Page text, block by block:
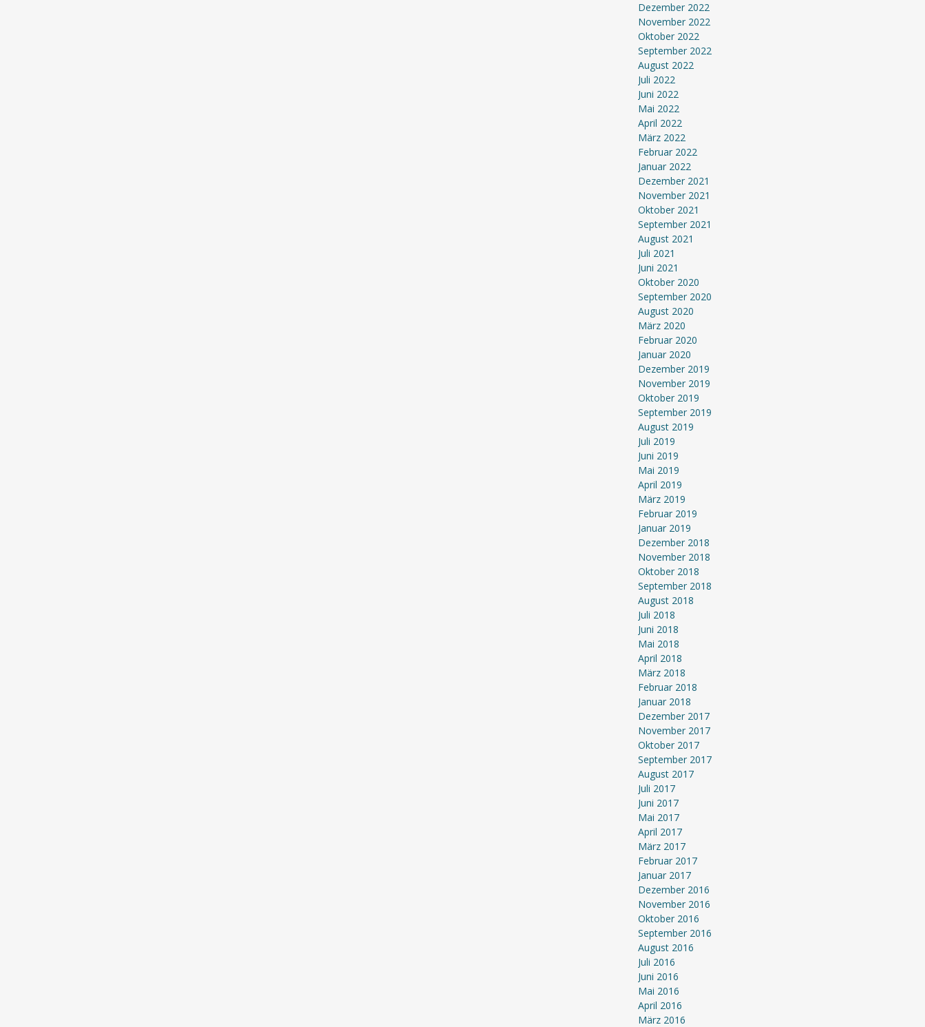
Dezember 2022
November 2022
Oktober 2022
September 2022
August 2022
Juli 2022
Juni 2022
Mai 2022
April 2022
März 2022
Februar 2022
Januar 2022
Dezember 2021
November 2021
Oktober 2021
September 2021
August 2021
Juli 2021
Juni 2021
Oktober 2020
September 2020
August 2020
März 2020
Februar 2020
Januar 2020
Dezember 2019
November 2019
Oktober 2019
September 2019
August 2019
Juli 2019
Juni 2019
Mai 2019
April 2019
März 2019
Februar 2019
Januar 2019
Dezember 2018
November 2018
Oktober 2018
September 2018
August 2018
Juli 2018
Juni 2018
Mai 2018
April 2018
März 2018
Februar 2018
Januar 2018
Dezember 2017
November 2017
Oktober 2017
September 2017
August 2017
Juli 2017
Juni 2017
Mai 2017
April 2017
März 2017
Februar 2017
Januar 2017
Dezember 2016
November 2016
Oktober 2016
September 2016
August 2016
Juli 2016
Juni 2016
Mai 2016
April 2016
März 2016